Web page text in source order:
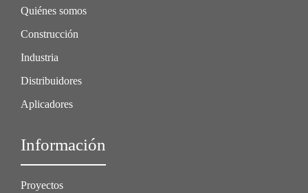
Quiénes somos
Construcción
Industria
Distribuidores
Aplicadores
Información
Proyectos